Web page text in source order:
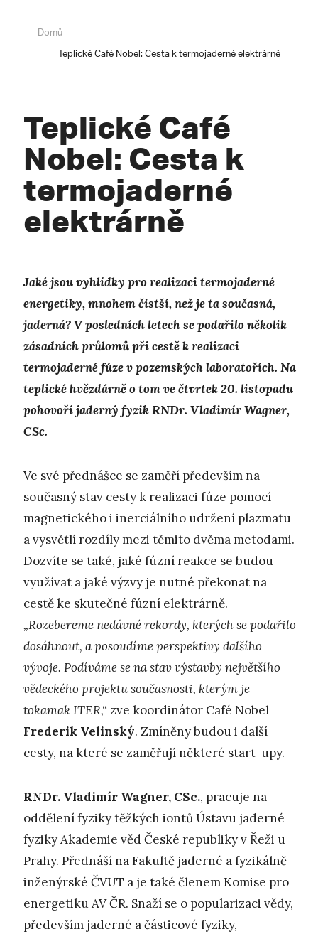
Domů
Teplické Café Nobel: Cesta k termojaderné elektrárně
Teplické Café
Nobel: Cesta k
termojaderné
elektrárně
Jaké jsou vyhlídky pro realizaci termojaderné
energetiky, mnohem čistší, než je ta současná,
jaderná? V posledních letech se podařilo několik
zásadních průlomů při cestě k realizaci
termojaderné fúze v pozemských laboratořích. Na
teplické hvězdárně o tom ve čtvrtek 20. listopadu
pohovoří jaderný fyzik RNDr. Vladimír Wagner,
CSc.
Ve své přednášce se zaměří především na
současný stav cesty k realizaci fúze pomocí
magnetického i inerciálního udržení plazmatu
a vysvětlí rozdíly mezi těmito dvěma metodami.
Dozvíte se také, jaké fúzní reakce se budou
využívat a jaké výzvy je nutné překonat na
cestě ke skutečné fúzní elektrárně.
„Rozebereme nedávné rekordy, kterých se podařilo
dosáhnout, a posoudíme perspektivy dalšího
vývoje. Podíváme se na stav výstavby největšího
vědeckého projektu současnosti, kterým je
tokamak ITER,“ zve koordinátor Café Nobel
Frederik Velinský. Zmíněny budou i další
cesty, na které se zaměřují některé start-upy.
RNDr. Vladimír Wagner, CSc., pracuje na
oddělení fyziky těžkých iontů Ústavu jaderné
fyziky Akademie věd České republiky v Řeži u
Prahy. Přednáší na Fakultě jaderné a fyzikálně
inženýrské ČVUT a je také členem Komise pro
energetiku AV ČR. Snaží se o popularizaci vědy,
především jaderné a částicové fyziky,